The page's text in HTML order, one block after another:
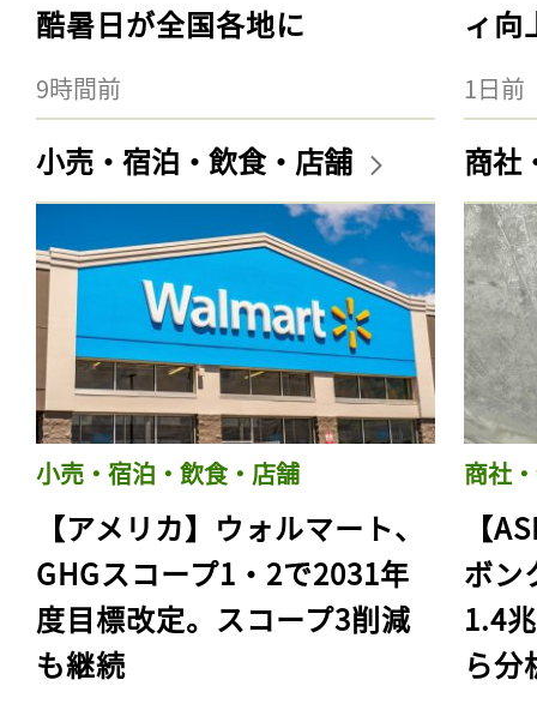
酷暑日が全国各地に
9時間前
ィ向
1日前
小売・宿泊・飲食・店舗
小売・宿泊・飲食・店舗
【アメリカ】ウォルマート、
GHGスコープ1・2で2031年
度目標改定。スコープ3削減
も継続
商社
商社
【
ボン
1.4
ら分